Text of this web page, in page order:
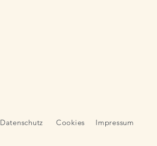
Datenschutz Cookies Impressum